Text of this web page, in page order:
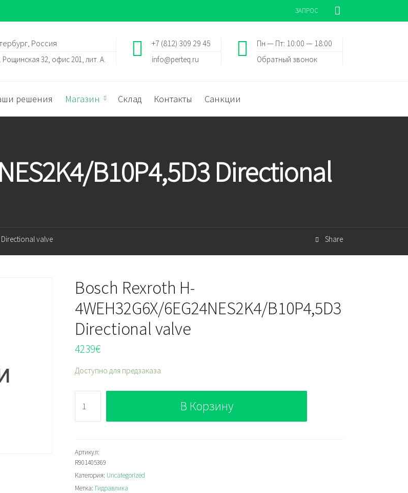
ЗАПРОС
Пн — Пт: 10:00 — 18:00
Обратный звонок
+7 (812) 309 29 45
info@perteq.ru
Россия
Рощинская 32, офис 201, лит. А.
решения Магазин Склад Контакты Санкции
B10P4,5D3 Directional
Directional valve Share
Bosch Rexroth H-
4WEH32G6X/6EG24NES2K4/B10P4,5D3
Directional valve
4239€
Доступно для предзаказа
Bosch
Rexroth
H-
4WEH32G6X/6EG24NES2K4/B10P4,5D3
Directional
valve
В Корзину
Артикул:
R901405369
Категория: Uncategorized
Метка: Гидравлика